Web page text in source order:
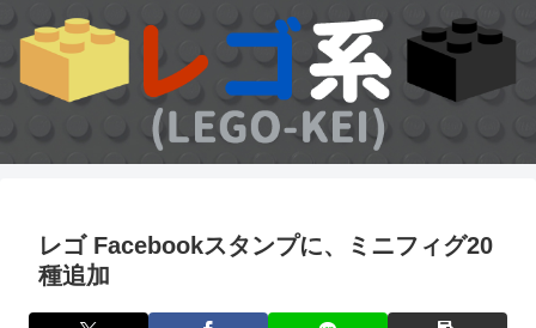
レゴ Facebookスタンプに、ミニフィグ20
種追加